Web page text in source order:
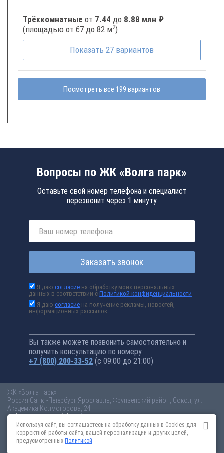
Трёхкомнатные от 7.44 до 8.88 млн ₽
(площадью от 67 до 82 м2)
Показать 27 вариантов
Посмотреть все 199 вариантов
Вопросы по ЖК «Волга парк»
Оставьте свой номер телефона и специалист
перезвонит через 1 минуту
Заказать звонок
Я даюсогласие на обработку моих персональных
данных в соответствии сПолитикой конфиденциальности
Я даюсогласие на получение рекламы, новостей,
информационных рассылок
Вы также можете позвонить самостоятельно и
получить консультацию по номеру
+7 (800) 200-33-52 (с 09:00 до 21:00)
ЖК «Волга парк»
Россия Санкт-Петербург Ярославль, Фрунзенский район, Сокол, ул.
Академика Колмогорова, 24
volga-park.novopoisk.ruКупить квартиру в новом жилом комплексе
«Волга парк» от «ПАО «ПИК-специализированный застройщик»» в
Ярославле. Квартиры различных планировок от 3 млн рублей!
Используя сайт, вы соглашаетесь на обработку данных в Cookies для
корректной работы сайта, вашей персонализации и других целей,
предусмотренных Политикой